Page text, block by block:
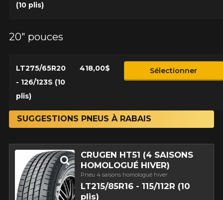
(10 plis)
20" pouces
LT275/65R20
- 126/123S (10
plis)
418,00$ Sélectionner
SUGGESTIONS PNEUS À RABAIS
CRUGEN HT51 (4 SAISONS
HOMOLOGUÉ HIVER)
Pneu 4 saisons homologué hiver
LT215/85R16 - 115/112R (10
plis)